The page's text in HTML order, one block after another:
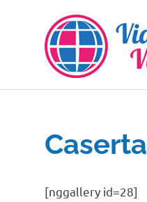
contenuto
Caserta
[nggallery id=28]